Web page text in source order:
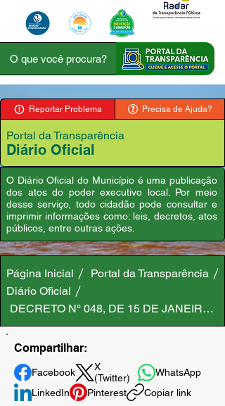
Reportar Problema Precisa de Ajuda?
Portal da Transparência
Diário Oficial
O Diário Oficial do Município é uma publicação
dos atos do poder executivo local. Por meio
desse serviço, todo cidadão pode consultar e
imprimir informações como: leis, decretos, atos
públicos, entre outras ações.
Página Inicial
Portal da Transparência
Diário Oficial
DECRETO Nº 048, DE 15 DE JANEIRO
Compartilhar:
Facebook
X
(Twitter)
WhatsApp
LinkedIn
Pinterest Copiar link